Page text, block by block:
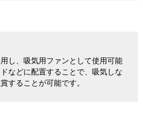
し、吸気用ファンとして使用可能
などに配置することで、吸気しな
することが可能です。